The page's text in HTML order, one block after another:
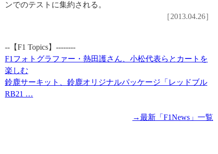
ンでのテストに集約される。
［2013.04.26］
--【F1 Topics】--------
F1フォトグラファー・熱田護さん、小松代表らとカートを
楽しむ
鈴鹿サーキット、鈴鹿オリジナルパッケージ「レッドブル
RB21 …
→最新「F1News」一覧